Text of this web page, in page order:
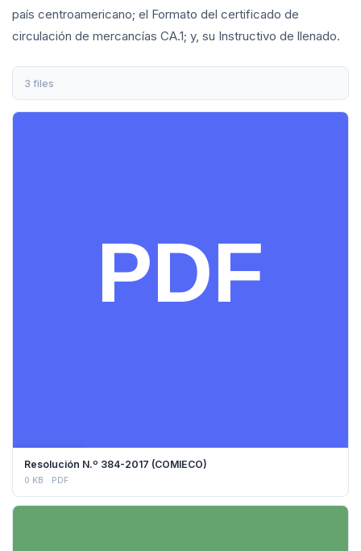
país centroamericano; el Formato del certificado de
circulación de mercancías CA.1; y, su Instructivo de llenado.
3 files
Resolución N.º 384-2017 (COMIECO)
0 KB PDF